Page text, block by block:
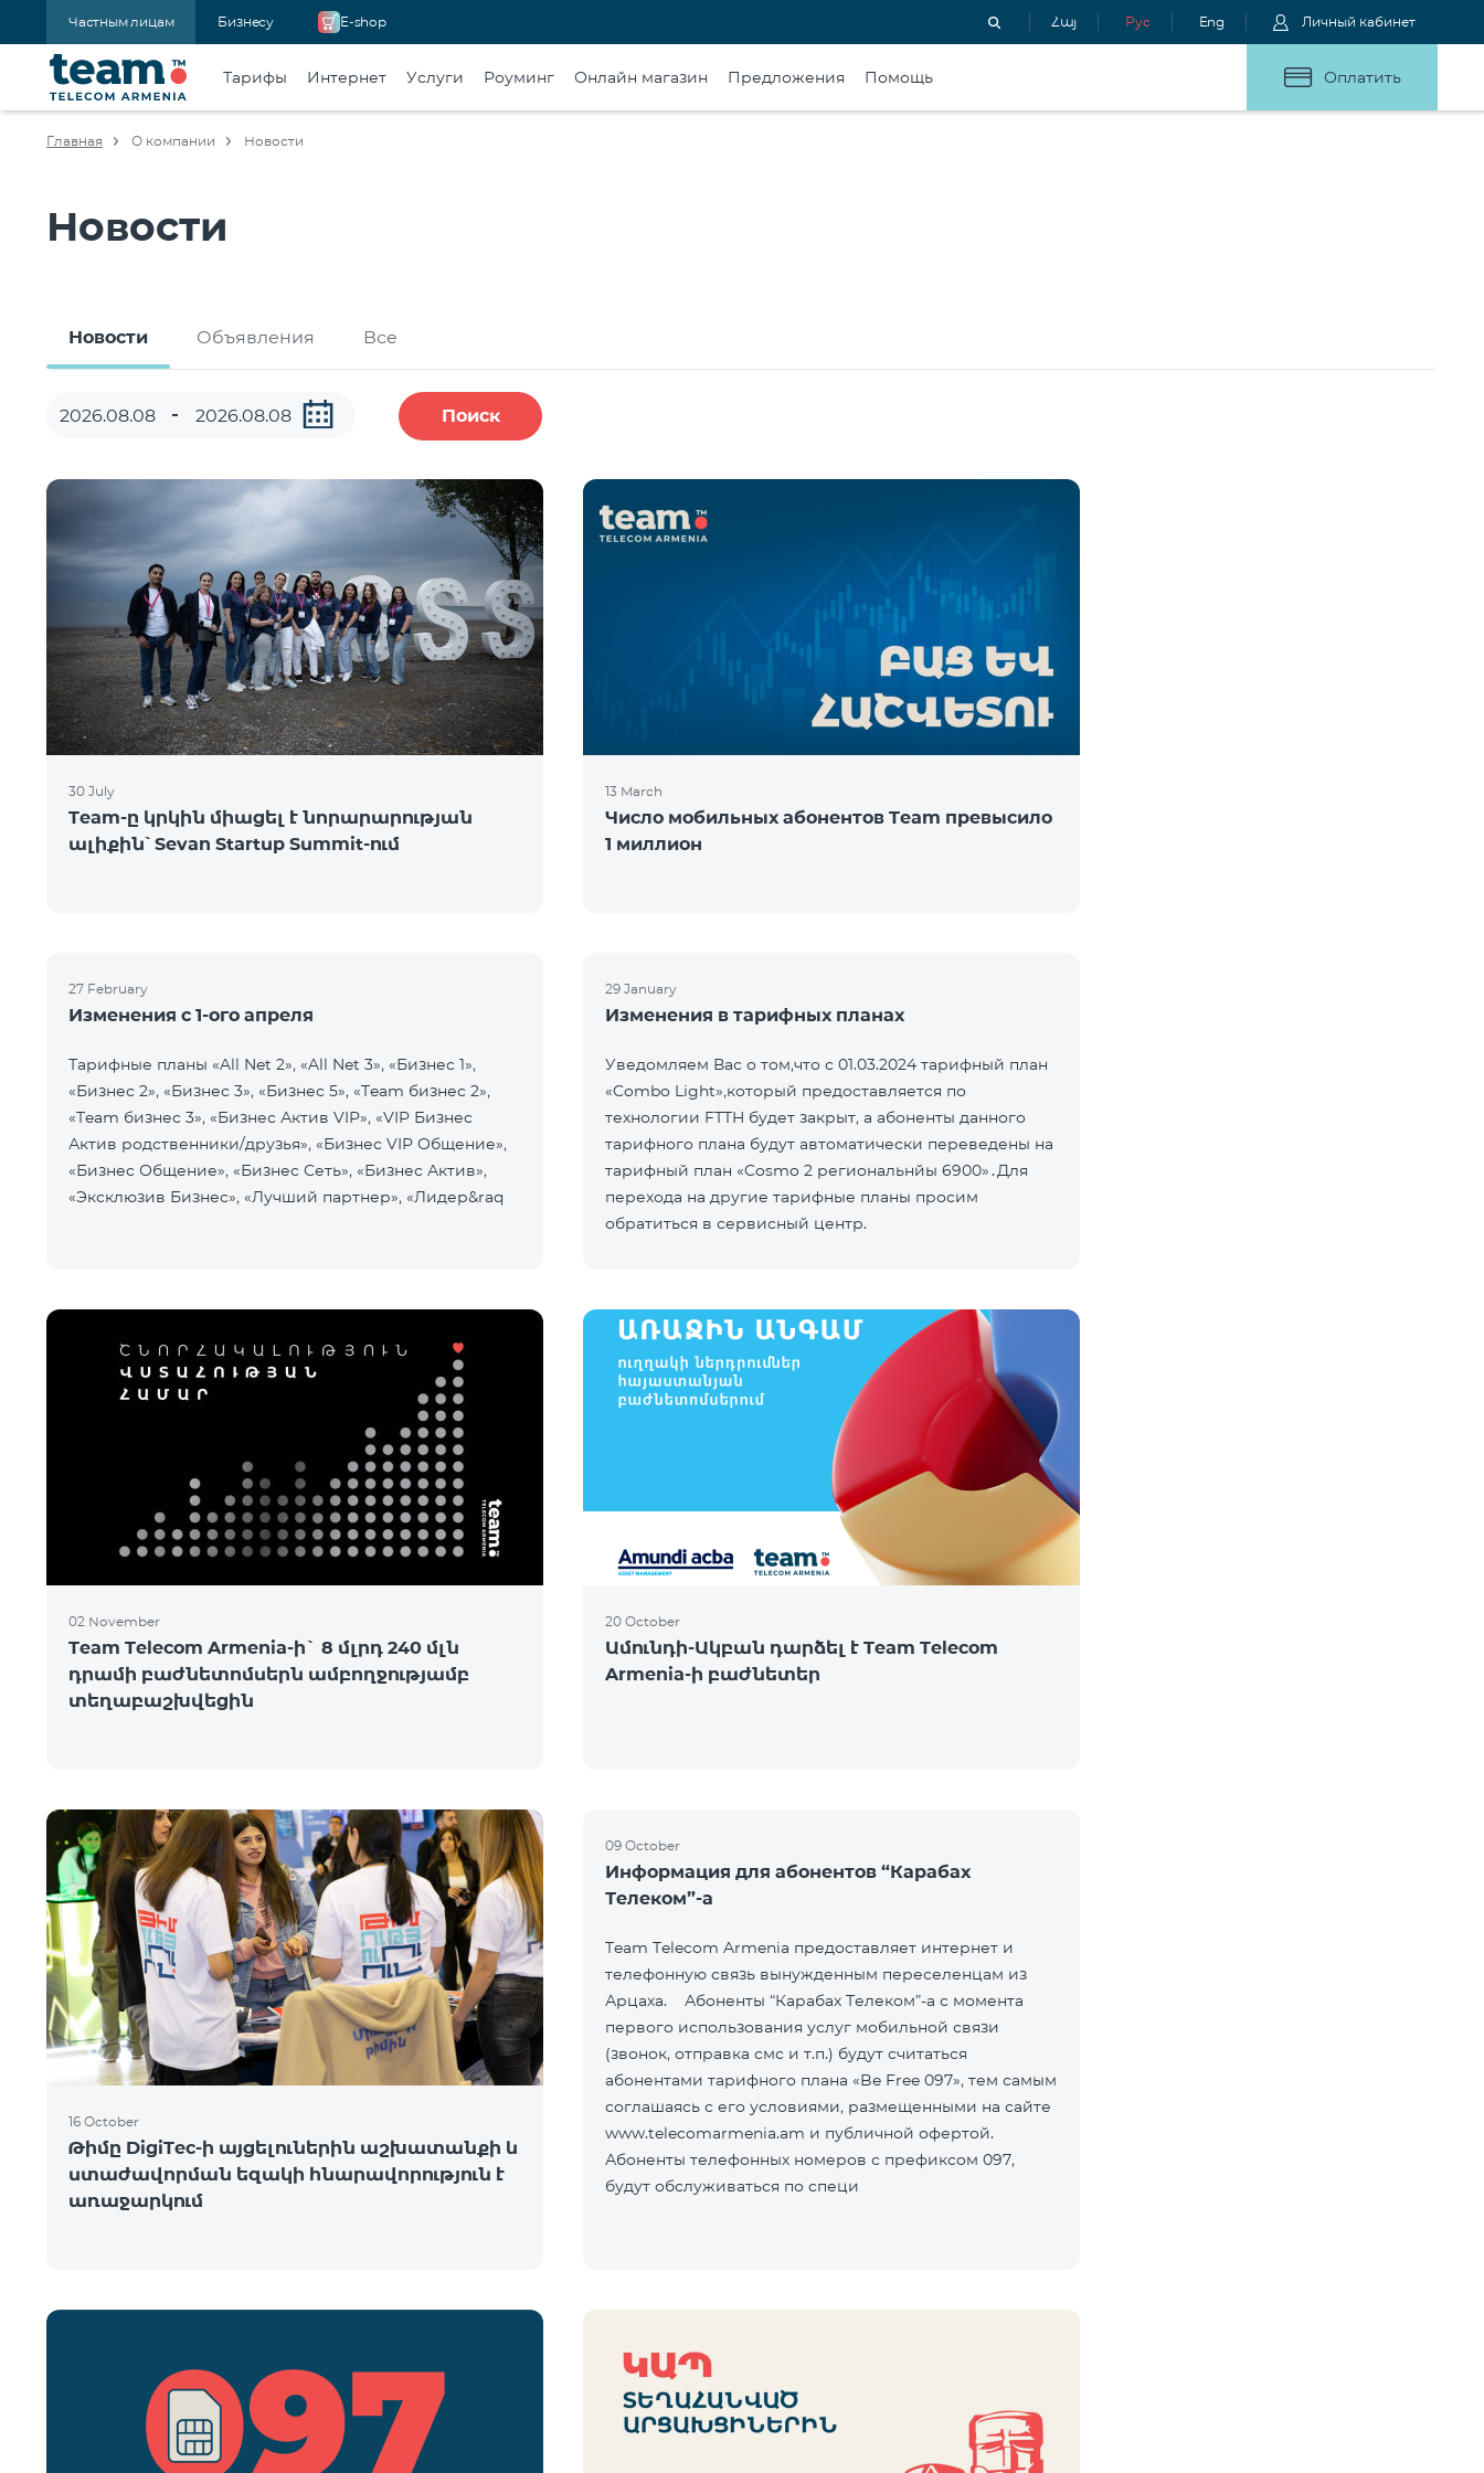
Частным лицам Бизнесу E-shop Հայ Рус Eng Личный кабинет
Тарифы Интернет Услуги Роуминг Онлайн магазин Предложения Помощь Оплатить
Главная О компании Новости
Новости
Новости Объявления Все
Поиск
30 July
Team-ը կրկին միացել է նորարարության
ալիքին՝ Sevan Startup Summit-ում
13 March
Число мобильных абонентов Team превысило
1 миллион
27 February
Изменения с 1-ого апреля
Тарифные планы «All Net 2», «All Net 3», «Бизнес 1»,
«Бизнес 2», «Бизнес 3», «Бизнес 5», «Team бизнес 2»,
«Team бизнес 3», «Бизнес Актив VIP», «VIP Бизнес
Актив родственники/друзья», «Бизнес VIP Общение»,
«Бизнес Общение», «Бизнес Сеть», «Бизнес Актив»,
«Эксклюзив Бизнес», «Лучший партнер», «Лидер&raq
29 January
Изменения в тарифных планах
Уведомляем Вас о том,что с 01.03.2024 тарифный план
«Combo Light»,который предоставляется по
технологии FTTH будет закрыт, а абоненты данного
тарифного плана будут автоматически переведены на
тарифный план «Cosmo 2 региональнйы 6900»․Для
перехода на другие тарифные планы просим
обратиться в сервисный центр.
02 November
Team Telecom Armenia-ի` 8 մլրդ 240 մլն
դրամի բաժնետոմսերն ամբողջությամբ
տեղաբաշխվեցին
20 October
Ամունդի-Ակբան դարձել է Team Telecom
Armenia-ի բաժնետեր
16 October
Թիմը DigiTec-ի այցելուներին աշխատանքի և
ստաժավորման եզակի հնարավորություն է
առաջարկում
09 October
Информация для абонентов “Карабах
Телеком”-а
Team Telecom Armenia предоставляет интернет и
телефонную связь вынужденным переселенцам из
Арцаха. Абоненты “Карабах Телеком”-а с момента
первого использования услуг мобильной связи
(звонок, отправка смс и т.п.) будут считаться
абонентами тарифного плана «Be Free 097», тем самым
соглашаясь с его условиями, размещенными на сайте
www.telecomarmenia.am и публичной офертой.
Абоненты телефонных номеров с префиксом 097,
будут обслуживаться по специ